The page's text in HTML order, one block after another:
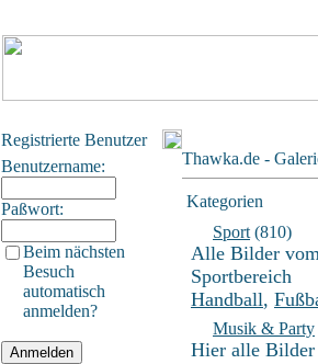
Registrierte Benutzer
Benutzername:
Paßwort:
Beim nächsten
Besuch
automatisch
anmelden?
Thawka.de -
Kategorien
Sport (810)
Alle Bilder
Sportbereich
Handball,
Musik & Party
Hier alle